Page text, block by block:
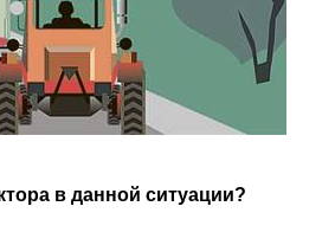
в данной ситуации?